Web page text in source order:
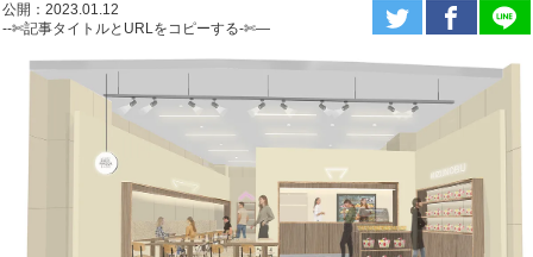
公開：2023.01.12
--✄記事タイトルとURLをコピーする-✄—